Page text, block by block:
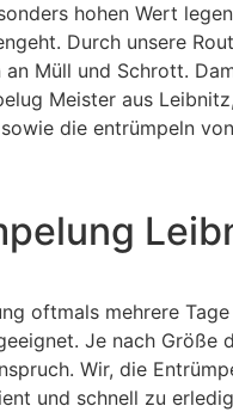
hohen Wert
Durch unsere
an Müll und Schrott.
Meister aus
die entrümpeln
oftmals mehrere
Je nach Größe
Wir, die
und schnell zu